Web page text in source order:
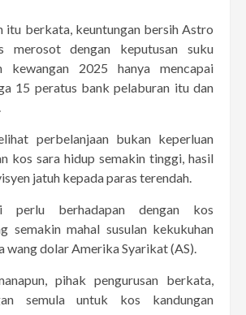
itu berkata, keuntungan bersih Astro
merosot dengan keputusan suku
kewangan 2025 hanya mencapai
15 peratus bank pelaburan itu dan
perbelanjaan bukan keperluan
kos sara hidup semakin tinggi, hasil
jatuh kepada paras terendah.
perlu berhadapan dengan kos
semakin mahal susulan kekukuhan
wang dolar Amerika Syarikat (AS).
pihak pengurusan berkata,
semula untuk kos kandungan